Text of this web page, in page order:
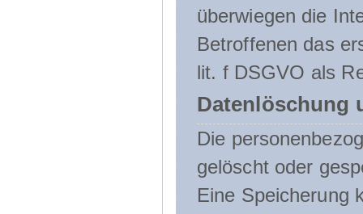
überwiegen die
Betroffenen das
lit. f DSGVO als
Datenlöschung
Die
gelöscht oder
Eine Speicherung